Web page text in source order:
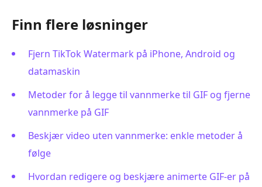
Finn flere løsninger
Fjern TikTok Watermark på iPhone, Android og
datamaskin
Metoder for å legge til vannmerke til GIF og fjerne
vannmerke på GIF
Beskjær video uten vannmerke: enkle metoder å
følge
Hvordan redigere og beskjære animerte GIF-er på